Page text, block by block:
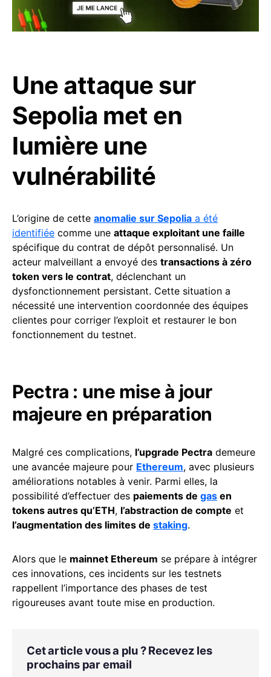
Une attaque sur
Sepolia met en
lumière une
vulnérabilité
L’origine de cette anomalie sur Sepolia a été
identifiée comme une attaque exploitant une faille
spécifique du contrat de dépôt personnalisé. Un
acteur malveillant a envoyé des transactions à zéro
token vers le contrat, déclenchant un
dysfonctionnement persistant. Cette situation a
nécessité une intervention coordonnée des équipes
clientes pour corriger l’exploit et restaurer le bon
fonctionnement du testnet.
Pectra : une mise à jour
majeure en préparation
Malgré ces complications, l’upgrade Pectra demeure
une avancée majeure pour Ethereum, avec plusieurs
améliorations notables à venir. Parmi elles, la
possibilité d’effectuer des paiements de gas en
tokens autres qu’ETH, l’abstraction de compte et
l’augmentation des limites de staking.
Alors que le mainnet Ethereum se prépare à intégrer
ces innovations, ces incidents sur les testnets
rappellent l’importance des phases de test
rigoureuses avant toute mise en production.
Cet article vous a plu ? Recevez les
prochains par email